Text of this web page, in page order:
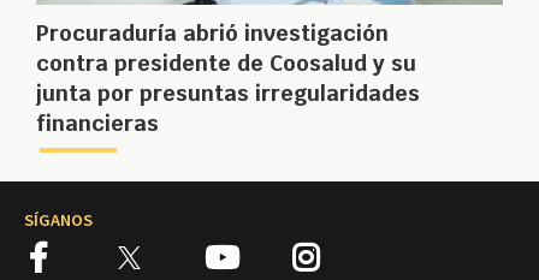
Procuraduría abrió investigación
contra presidente de Coosalud y su
junta por presuntas irregularidades
financieras
SÍGANOS